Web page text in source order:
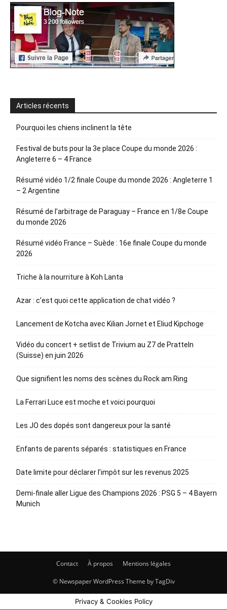
Articles récents
Pourquoi les chiens inclinent la tête
Festival de buts pour la 3e place Coupe du monde 2026 :
Angleterre 6 – 4 France
Résumé vidéo 1/2 finale Coupe du monde 2026 : Angleterre 1
– 2 Argentine
Résumé de l’arbitrage de Paraguay – France en 1/8e Coupe
du monde 2026
Résumé vidéo France – Suède : 16e finale Coupe du monde
2026
Triche à la nourriture à Koh Lanta
Azar : c’est quoi cette application de chat vidéo ?
Lancement de Kotcha avec Kilian Jornet et Eliud Kipchoge
Vidéo du concert + setlist de Trivium au Z7 de Pratteln
(Suisse) en juin 2026
Que signifient les noms des scènes du Rock am Ring
La Ferrari Luce est moche et voici pourquoi
Les JO des dopés sont dangereux pour la santé
Enfants de parents séparés : statistiques en France
Date limite pour déclarer l’impôt sur les revenus 2025
Demi-finale aller Ligue des Champions 2026 : PSG 5 – 4 Bayern
Munich
Contact À propos Mentions légales
© Newspaper WordPress Theme by TagDiv
Privacy & Cookies Policy